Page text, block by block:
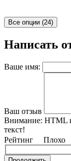
Все опции (24)
Написать
Ваше имя:
Ваш отзыв
Внимание: HTML
текст!
Рейтинг Плохо